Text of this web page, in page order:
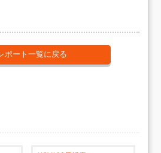
ポート一覧に戻る